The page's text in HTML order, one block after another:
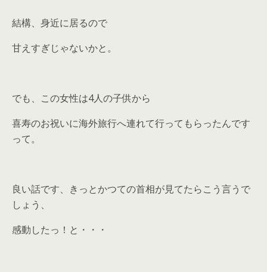
結構、身近に居るので
甘えすぎじゃないかと。
でも、この女性は4人の子供から
喜寿のお祝いに海外旅行へ連れて行ってもらったんです
って。
良い話です、きっとかつての首相が見てたらこう言うで
しょう、
感動したっ！と・・・